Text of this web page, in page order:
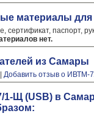
материалы для
сертификат, паспорт,
нет.
из Самары
Добавить отзыв о ИВТМ-
1-Щ (USB) в